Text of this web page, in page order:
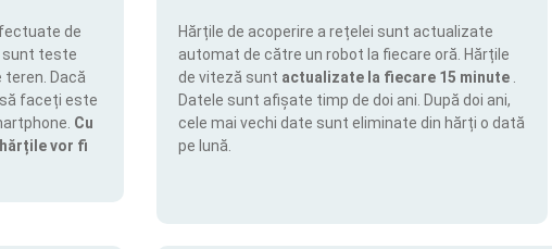
de
sunt teste
Dacă
faceți este
Cu
vor fi
Hărțile de acoperire a rețelei sunt actualizate
automat de către un robot la fiecare oră. Hărțile
de viteză sunt actualizate la fiecare 15 minute
Datele sunt afișate timp de doi ani. După doi ani,
cele mai vechi date sunt eliminate din hărți o dată
pe lună.